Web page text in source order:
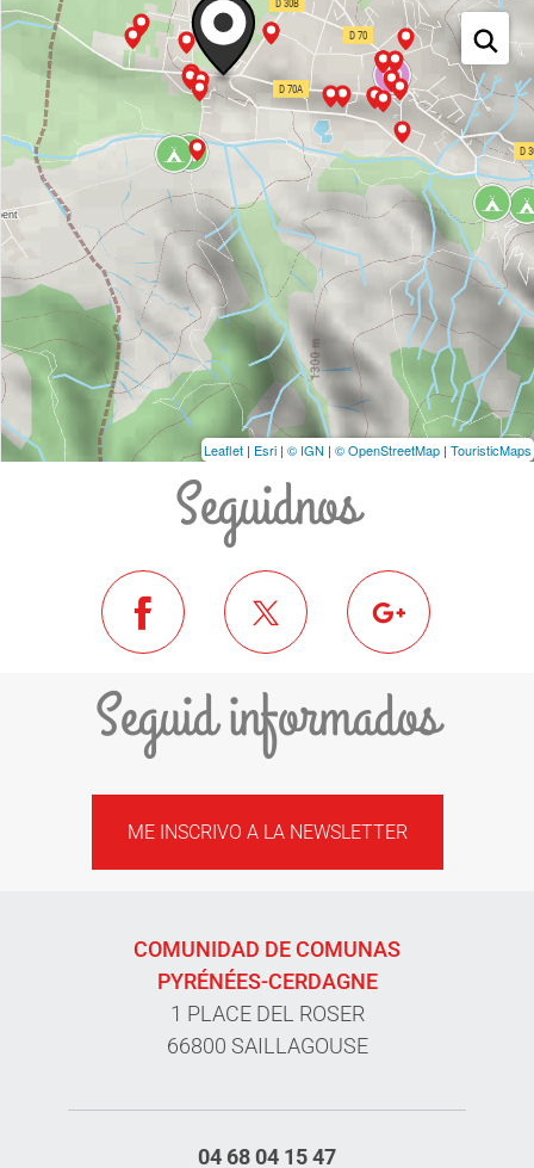
Leaflet | Esri | © IGN | © OpenStreetMap | TouristicMaps
Seguidnos
Seguid informados
ME INSCRIVO A LA NEWSLETTER
COMUNIDAD DE COMUNAS
PYRÉNÉES-CERDAGNE
1 PLACE DEL ROSER
66800 SAILLAGOUSE
04 68 04 15 47